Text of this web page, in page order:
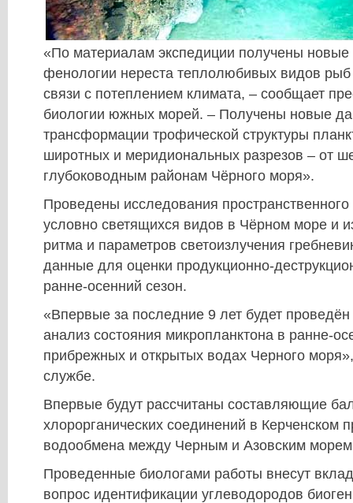
«По материалам экспедиции получены
фенологии нереста теплолюбивых видов
связи с потеплением климата, – сообщает
биологии южных морей. – Получены новые
трансформации трофической структуры
широтных и меридиональных разрезов – от
глубоководным районам Чёрного моря».
Проведены исследования
условно светящихся видов в Чёрном море и
ритма и параметров светоизлучения
данные для оценки продукционно-
ранне-осенний сезон.
«Впервые за последние 9 лет будет
анализ состояния микропланктона в ранне-
прибрежных и открытых водах Черного
службе.
Впервые будут рассчитаны составляющие
хлорорганических соединений в Керченском
водообмена между Черным и Азовским
Проведенные биологами работы внесут
вопрос идентификации углеводородов